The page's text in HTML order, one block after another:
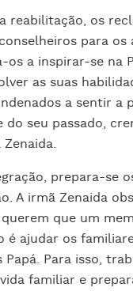
reabilitação, os
para
os a inspirar-se na
as suas
a sentir
seu passado,
prepara-se
A irmã Zenaida
que um
é ajudar os
Papá. Para isso,
familiar e